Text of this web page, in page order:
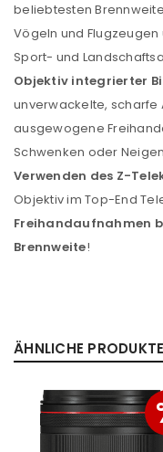
beliebtesten
Vögeln und
Sport- und
Objektiv integrierter
unverwackelte, scharfe
ausgewogene
Schwenken oder
Verwenden des Z-
Objektiv im Top-End
Freihandaufnahmen
Brennweite!
ÄHNLICHE PRODUKTE